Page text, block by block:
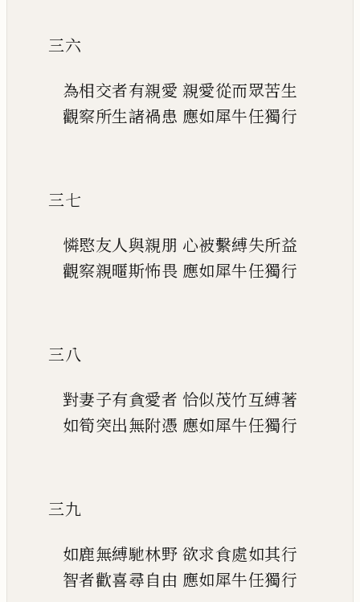
三六
為相交者有親愛 親愛從而眾苦生
觀察所生諸禍患 應如犀牛任獨行
三七
憐愍友人與親朋 心被繫縛失所益
觀察親暱斯怖畏 應如犀牛任獨行
三八
對妻子有貪愛者 恰似茂竹互縛著
如筍突出無附憑 應如犀牛任獨行
三九
如鹿無縛馳林野 欲求食處如其行
智者歡喜尋自由 應如犀牛任獨行